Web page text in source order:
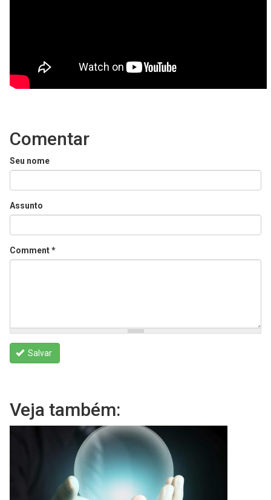
Comentar
Seu nome
Assunto
Comment*
Salvar
Veja também: